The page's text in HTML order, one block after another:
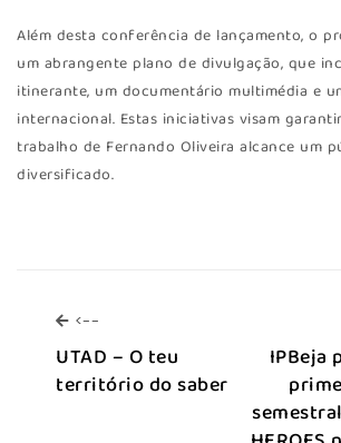
Além desta conferência de lançamento, o
um abrangente plano de divulgação, que
itinerante, um documentário multimédia e
internacional. Estas iniciativas visam
trabalho de Fernando Oliveira alcance um
diversificado.
<--
UTAD – O teu
território do saber
IPBeja